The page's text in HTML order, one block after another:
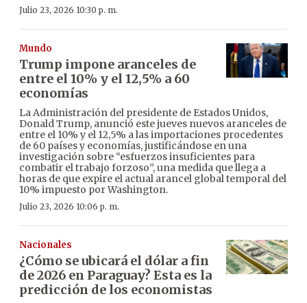
Julio 23, 2026 10:30 p. m.
Mundo
Trump impone aranceles de
entre el 10% y el 12,5% a 60
economías
La Administración del presidente de Estados Unidos,
Donald Trump, anunció este jueves nuevos aranceles de
entre el 10% y el 12,5% a las importaciones procedentes
de 60 países y economías, justificándose en una
investigación sobre “esfuerzos insuficientes para
combatir el trabajo forzoso”, una medida que llega a
horas de que expire el actual arancel global temporal del
10% impuesto por Washington.
Julio 23, 2026 10:06 p. m.
Nacionales
¿Cómo se ubicará el dólar a fin
de 2026 en Paraguay? Esta es la
predicción de los economistas